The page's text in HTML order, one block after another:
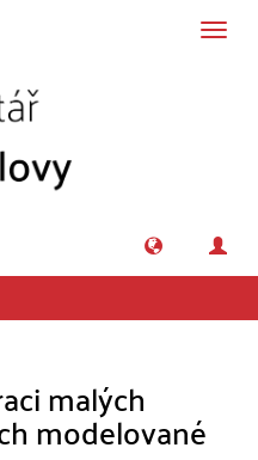
malých
modelované